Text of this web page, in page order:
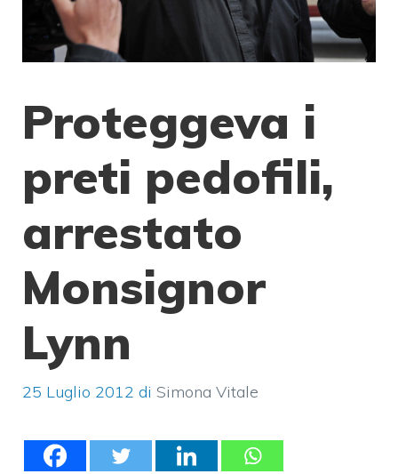
Proteggeva i
preti pedofili,
arrestato
Monsignor
Lynn
25 Luglio 2012 di Simona Vitale